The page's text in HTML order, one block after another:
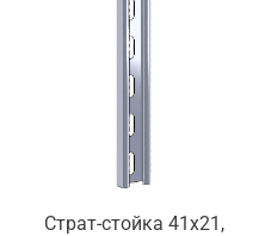
Страт-стойка 41х21,